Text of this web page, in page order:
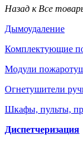
Назад к Все
Дымоудаление
Комплектующие
Модули
Огнетушители
Шкафы, пульты,
Диспетчеризация